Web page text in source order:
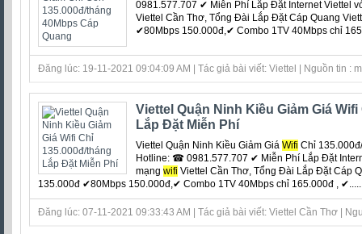
0981.577.707 ✔ Miễn Phí Lắp Đặt Internet Viettel
Viettel Cần Thơ, Tổng Đài Lắp Đặt Cáp Quang
✔80Mbps 150.000đ,✔ Combo 1TV 40Mbps chỉ
Đăng lúc: 19-11-2021 09:04:09 AM | Tác giả bài viết: Viettel | Nguồn tin :
Viettel Quận Ninh Kiều Giảm Giá
Lắp Đặt Miễn Phí
Viettel Quận Ninh Kiều Giảm Giá Wifi Chỉ
Hotline: ☎ 0981.577.707 ✔ Miễn Phí Lắp Đặt
mạng wifi Viettel Cần Thơ, Tổng Đài Lắp Đặt Cáp
135.000đ ✔80Mbps 150.000đ,✔ Combo 1TV 40Mbps chỉ 165.000đ ,
Đăng lúc: 07-11-2021 09:33:43 AM | Tác giả bài viết: Viettel Cần Thơ |